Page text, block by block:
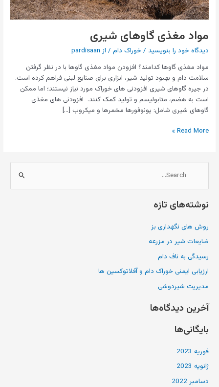
مواد مغذی گاوهای شیری
دیدگاه‌ خود را بنویسید /خوراک دام / از pardisaan
مواد مغذی گاوها کدامند؟ افزودن مواد مغذی گاوها با در نظر گرفتن
سلامت دام و بهبود تولید شیر، ابزاری برای صنایع لبنی فراهم کرده است.
در جیره گاوهای شیری افزودنی های خوراک مورد نیاز نیستند؛ اما ممکن
است به هضم، متابولیسم و تولید کمک کنند. افزودنی های مغذی
گاوهای شیری شامل: یونوفورها مخمرها و میکروب […]
Read More »
س
ت
و
ب
ر
ا
نوشته‌های تازه
روش های نگهداری بز
ضایعات شیر در مزرعه
رسیدگی به ناف دام
ارزیابی ایمنی خوراک دام و آفلاتوکسین ها
مدیریت شیردوشی
آخرین دیدگاه‌ها
بایگانی‌ها
فوریه 2023
ژانویه 2023
دسامبر 2022